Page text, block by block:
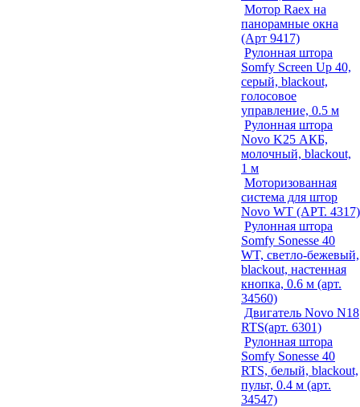
Мотор Raex на
панорамные окна
(Арт 9417)
Рулонная штора
Somfy Screen Up 40,
серый, blackout,
голосовое
управление, 0.5 м
Рулонная штора
Novo K25 АКБ,
молочный, blackout,
1 м
Моторизованная
система для штор
Novo WT (АРТ. 4317)
Рулонная штора
Somfy Sonesse 40
WT, светло-бежевый,
blackout, настенная
кнопка, 0.6 м (арт.
34560)
Двигатель Novo N18
RTS(арт. 6301)
Рулонная штора
Somfy Sonesse 40
RTS, белый, blackout,
пульт, 0.4 м (арт.
34547)